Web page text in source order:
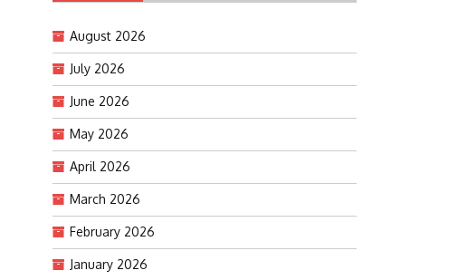
August 2026
July 2026
June 2026
May 2026
April 2026
March 2026
February 2026
January 2026